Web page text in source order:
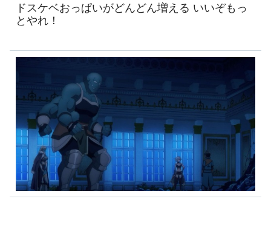
ドスケベおっぱいがどんどん増える いいぞもっ
とやれ！